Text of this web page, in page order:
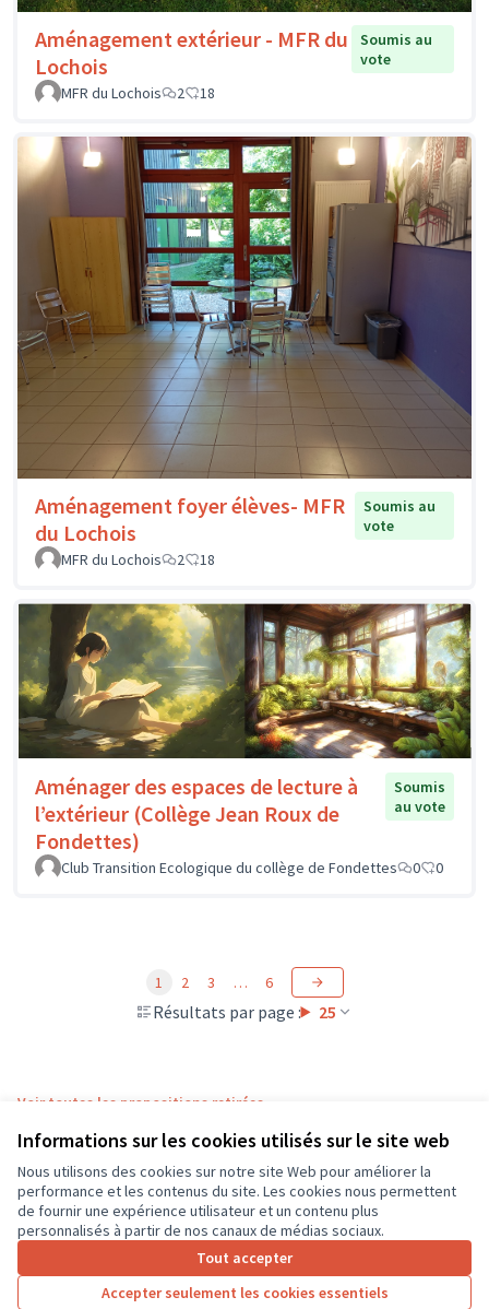
Informations sur les cookies utilisés sur le site web
Nous utilisons des cookies sur notre site Web pour améliorer la
performance et les contenus du site. Les cookies nous permettent
de fournir une expérience utilisateur et un contenu plus
personnalisés à partir de nos canaux de médias sociaux.
Tout accepter
Accepter seulement les cookies essentiels
Aménagement extérieur - MFR du
Lochois
Soumis au
vote
MFR du Lochois
2 18
Aménagement foyer élèves- MFR
du Lochois
Soumis au
vote
MFR du Lochois
2 18
Aménager des espaces de lecture à
l’extérieur (Collège Jean Roux de
Fondettes)
Soumis
au vote
Club Transition Ecologique du collège de Fondettes 0 0
Résultats par page : 25
1 2 3 … 6
Voir toutes les propositions retirées
Conditions d'utilisation
Paramètres des cookies
CD37 sur X
(Lien externe)
CD37 sur Facebook
CD37 sur Instagram
CD37 sur YouTube
(Lien externe)